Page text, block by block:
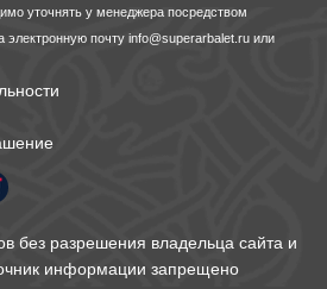
уточнять у менеджера посредством
электронную почту info@superarbalet.ru или
без разрешения владельца сайта и
информации запрещено
луков